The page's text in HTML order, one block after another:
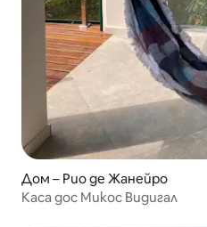
Дом – Рио де Жанейро
Каса дос Микос Видигал